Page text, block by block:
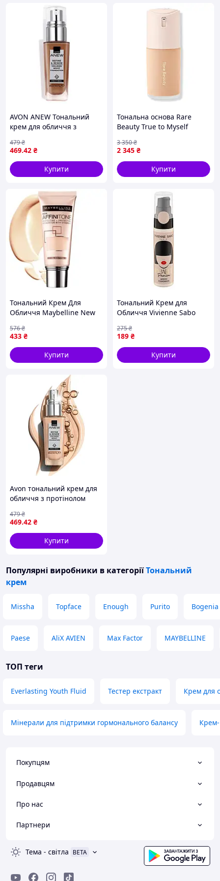
AVON ANEW Тональний
крем для обличчя з
та оновлення», Нюдовий
228G 30 мл
469.42 ₴
479₴
Купити
Тональна основа Rare
Beauty True to Myself
Foundation 30 ml відтінок 6
Fair Neutral
2 345 ₴
3 350₴
Купити
Тональний Крем Для
Обличчя Maybelline New
30 мл Рожево-заповий
433 ₴
576₴
Купити
Тональний Крем для
Обличчя Vivienne Sabo
Artistic Foundation 04 Beige
Clair 25 мл Світло-бежевий
189 ₴
275₴
Купити
Avon тональний крем для
обличчя з протінолом
оновлення 215P слонова
кістка
469.42 ₴
479₴
Купити
Популярні виробники в категоріїТональний
крем
Missha Topface Enough Purito Bogenia
Paese AliX AVIEN Max Factor MAYBELLINE
ТОП теги
Everlasting Youth Fluid Тестер екстракт Крем для
Мінерали для підтримки гормонального балансу Крем-
Покупцям
Продавцям
Про нас
Партнери
Тема - світла BETA